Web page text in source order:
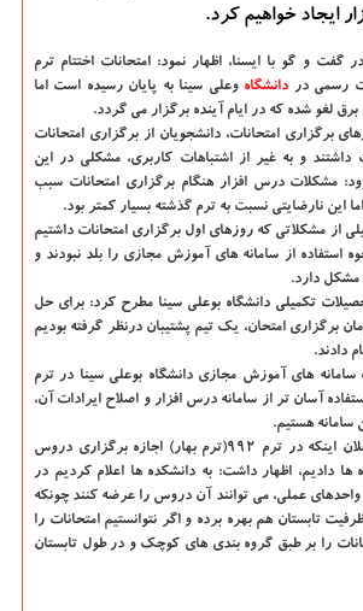
ایجاد خواهیم کرد.
و گو با ایسنا، اظهار نمود: امتحانات اختتام ترم
دانشگاه‌ وعلی سینا به پایان رسیده است اما
لغو شده که در ایام آینده برگزار می گردد.
برگزاری امتحانات، دانشجویان از برگزاری امتحانات
داشتند و به غیر از اشتباهات کاربری، مشکلی در این
مشکلات درس افزار هنگام برگزاری امتحانات سبب
این نارضایتی نسبت به ترم گذشته بسیار کمتر بود.
از مشکلاتی که روزهای اول برگزاری امتحانات داشتیم
استفاده از سامانه های آموزش مجازی را بلد نبودند و
مشکل دارد.
تکمیلی دانشگاه بوعلی سینا مطرح کرد: برای حل
برگزاری امتحان، یک تیم پشتیبان درنظر گرفته بودیم
دادند.
سامانه های آموزش مجازی دانشگاه بوعلی سینا در ترم
آسان تر از سامانه درس افزار و اصلاح ایرادات آن،
سامانه هستیم.
ساری خانی در آخر با اعلان اینکه در ترم ۹۹۲(ترم بهار) اجازه برگزاری دروس
ها دادیم، اظهار داشت: به دانشکده ها اعلام کردیم در
عملی، می توانند آن دروس را عرضه کنند چونکه
تابستان هم بهره برده و اگر نتوانستیم امتحانات را
را بر طبق گروه بندی های کوچک و در طول تابستان